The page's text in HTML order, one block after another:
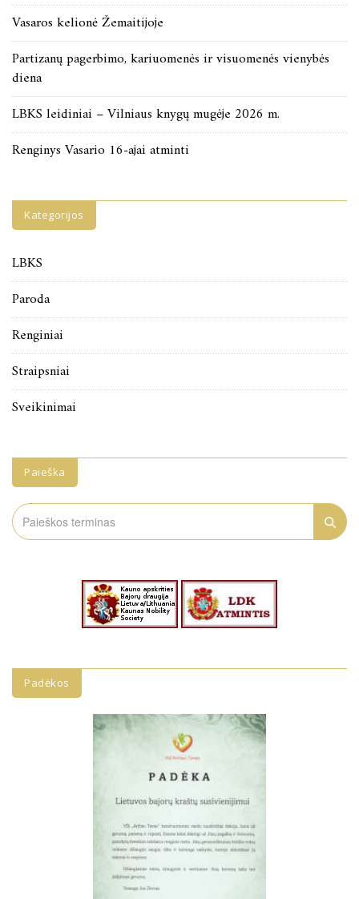
Vasaros kelionė Žemaitijoje
Partizanų pagerbimo, kariuomenės ir visuomenės vienybės
diena
LBKS leidiniai – Vilniaus knygų mugėje 2026 m.
Renginys Vasario 16-ajai atminti
Kategorijos
LBKS
Paroda
Renginiai
Straipsniai
Sveikinimai
Paieška
Search
for:
Padėkos